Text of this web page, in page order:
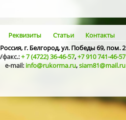
Реквизиты Статьи
Контакты
г. Белгород, ул. Победы 69, пом. 2
факс.:+ 7 (4722) 36-46-57,+7 910 741-46-57
e-mail: info@rukorma.ru,siam81@mail.ru